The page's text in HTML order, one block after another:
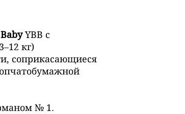
YBB с
кг)
соприкасающиеся
№ 1.